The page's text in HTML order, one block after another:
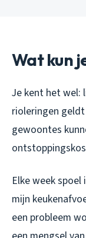
Wat kun
Je kent het wel:
rioleringen
gewoontes
Elke week
mijn
een probleem